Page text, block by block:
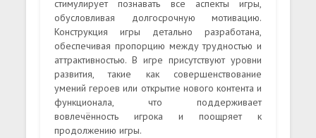
стимулирует познавать все аспекты игры,
обусловливая долгосрочную мотивацию.
Конструкция игры детально разработана,
обеспечивая пропорцию между трудностью и
аттрактивностью. В игре присутствуют уровни
развития, такие как совершенствование
умений героев или открытие нового контента и
функционала, что поддерживает
вовлечённость игрока и поощряет к
продолжению игры.